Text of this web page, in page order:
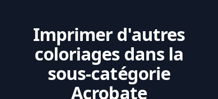
Imprimer d'autres
coloriages dans la
sous-catégorie
Acrobate